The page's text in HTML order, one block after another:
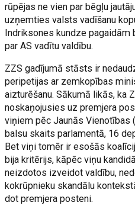
rūpējas ne vien par bēgļu
uzņemties valsts vadīšanu
Indriksones kundze
par AS vadītu valdību.
ZZS gadījumā stāsts ir
peripetijas ar zemkopības
aizturēšanu. Sākumā likās, ka
noskaņojusies uz premjera
viņiem pēc Jaunās Vienotības
balsu skaits parlamentā, 16
Bet viņi tomēr ir esošās
bija kritērijs, kāpēc viņu
neizdotos izveidot valdību,
kokrūpnieku skandālu
dot premjera posteni.